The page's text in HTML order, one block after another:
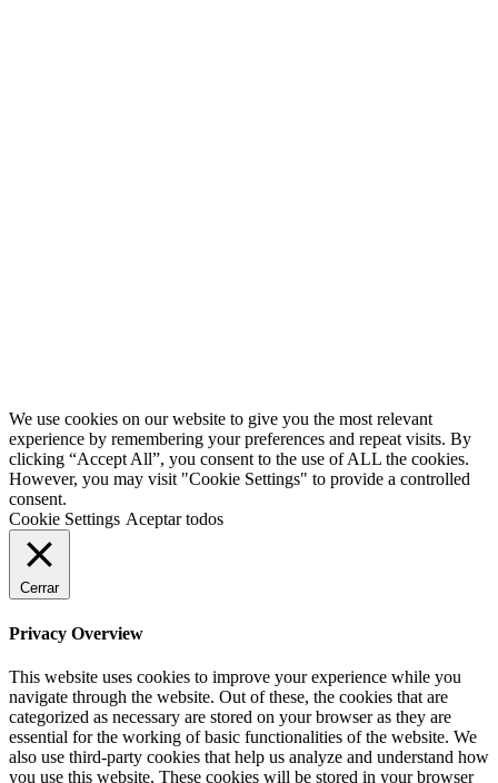
We use cookies on our website to give you the most relevant
experience by remembering your preferences and repeat visits. By
clicking “Accept All”, you consent to the use of ALL the cookies.
However, you may visit "Cookie Settings" to provide a controlled
consent.
Cookie Settings Aceptar todos
Cerrar
Privacy Overview
This website uses cookies to improve your experience while you
navigate through the website. Out of these, the cookies that are
categorized as necessary are stored on your browser as they are
essential for the working of basic functionalities of the website. We
also use third-party cookies that help us analyze and understand how
you use this website. These cookies will be stored in your browser